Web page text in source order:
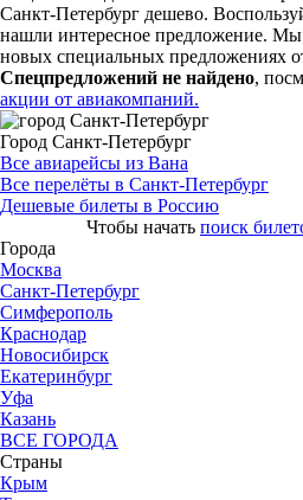
Санкт-Петербург дешево.
нашли интересное предложение. Мы
новых специальных предложениях
Спецпредложений не найдено,
акции от авиакомпаний.
Город Санкт-Петербург
Все авиарейсы из Вана
Все перелёты в Санкт-Петербург
Дешевые билеты в Россию
Чтобы начать поиск
Города
Москва
Санкт-Петербург
Симферополь
Краснодар
Новосибирск
Екатеринбург
Уфа
Казань
ВСЕ ГОРОДА
Страны
Крым